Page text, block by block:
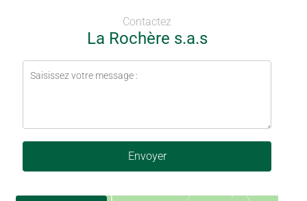
Contactez
La Rochère s.a.s
Envoyer